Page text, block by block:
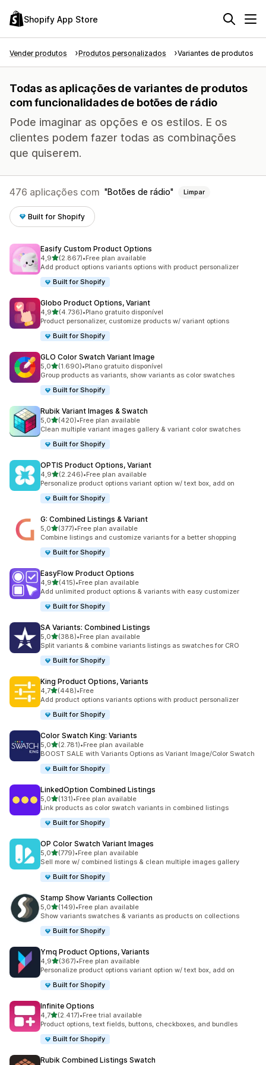
Shopify App Store
Vender produtos Produtos personalizados Variantes de produtos
Todas as aplicações de variantes de produtos
com funcionalidades de botões de rádio
Pode imaginar as opções e os estilos. E os
clientes podem fazer todas as combinações
que quiserem.
476 aplicações com Botões de rádio Limpar
Built for Shopify
Easify Custom Product Options
4,9de 5 estrelas
(2.867)
2867 total de avaliações
•Free plan available
Add product options variants options with product personalizer
Built for Shopify
Globo Product Options, Variant
4,9de 5 estrelas
(4.736)
4736 total de avaliações
•Plano gratuito disponível
Product personalizer, customize products w/ variant options
Built for Shopify
GLO Color Swatch Variant Image
5,0de 5 estrelas
(1.690)
1690 total de avaliações
•Plano gratuito disponível
Group products as variants, show variants as color swatches
Built for Shopify
Rubik Variant Images & Swatch
5,0de 5 estrelas
(420)
420 total de avaliações
•Free plan available
Clean multiple variant images gallery & variant color swatches
Built for Shopify
OPTIS Product Options, Variant
4,9de 5 estrelas
(2.246)
2246 total de avaliações
•Free plan available
Personalize product options variant option w/ text box, add on
Built for Shopify
G: Combined Listings & Variant
5,0de 5 estrelas
(377)
377 total de avaliações
•Free plan available
Combine listings and customize variants for a better shopping
Built for Shopify
EasyFlow Product Options
4,9de 5 estrelas
(415)
415 total de avaliações
•Free plan available
Add unlimited product options & variants with easy customizer
Built for Shopify
SA Variants: Combined Listings
5,0de 5 estrelas
(388)
388 total de avaliações
•Free plan available
Split variants & combine variants listings as swatches for CRO
Built for Shopify
King Product Options, Variants
4,7de 5 estrelas
(448)
448 total de avaliações
•Free
Add product options variants options with product personalizer
Built for Shopify
Color Swatch King: Variants
5,0de 5 estrelas
(2.781)
2781 total de avaliações
•Free plan available
BOOST SALE with Variants Options as Variant Image/Color Swatch
Built for Shopify
LinkedOption Combined Listings
5,0de 5 estrelas
(131)
131 total de avaliações
•Free plan available
Link products as color swatch variants in combined listings
Built for Shopify
OP Color Swatch Variant Images
5,0de 5 estrelas
(779)
779 total de avaliações
•Free plan available
Sell more w/ combined listings & clean multiple images gallery
Built for Shopify
Stamp Show Variants Collection
5,0de 5 estrelas
(149)
149 total de avaliações
•Free plan available
Show variants swatches & variants as products on collections
Built for Shopify
Ymq Product Options, Variants
4,9de 5 estrelas
(367)
367 total de avaliações
•Free plan available
Personalize product options variant option w/ text box, add on
Built for Shopify
Infinite Options
4,7de 5 estrelas
(2.417)
2417 total de avaliações
•Free trial available
Product options, text fields, buttons, checkboxes, and bundles
Built for Shopify
Rubik Combined Listings Swatch